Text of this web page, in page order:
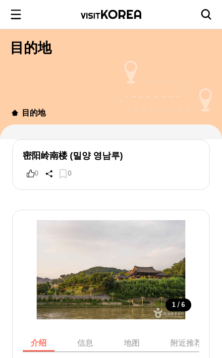
目的地
目的地
密阳岭南楼 (밀양 영남루)
0 0
1 / 6
介绍 信息 地图 附近推荐景点